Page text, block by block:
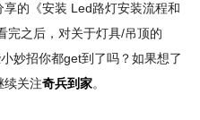
享的《安装 Led路灯安装流程和
完之后，对关于灯具/吊顶的
妙招你都get到了吗？如果想了
续关注奇兵到家。